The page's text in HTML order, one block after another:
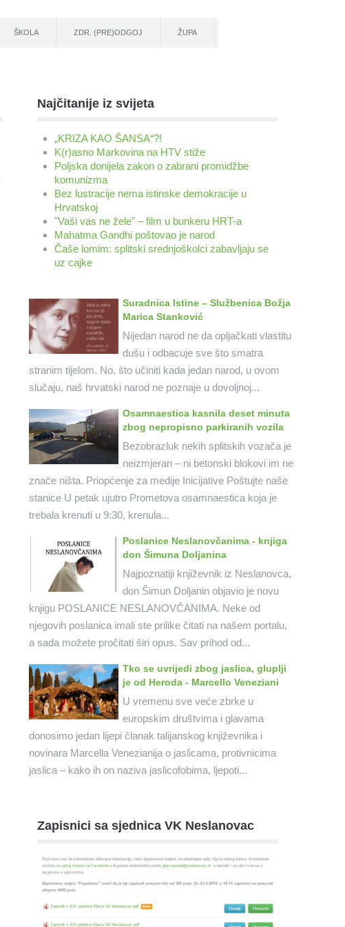
ŠKOLA ZDR. (PRE)ODGOJ ŽUPA
Najčitanije iz svijeta
„KRIZA KAO ŠANSA“?!
K(r)asno Markovina na HTV stiže
Poljska donijela zakon o zabrani promidžbe
komunizma
Bez lustracije nema istinske demokracije u
Hrvatskoj
"Vaši vas ne žele" – film u bunkeru HRT-a
Mahatma Gandhi poštovao je narod
Čaše lomim: splitski srednjoškolci zabavljaju se
uz cajke
Suradnica Istine – Službenica Božja
Marica Stanković
Nijedan narod ne da opljačkati vlastitu
dušu i odbacuje sve što smatra
stranim tijelom. No, što učiniti kada jedan narod, u ovom
slučaju, naš hrvatski narod ne poznaje u dovoljnoj...
Osamnaestica kasnila deset minuta
zbog nepropisno parkiranih vozila
Bezobrazluk nekih splitskih vozača je
neizmjeran – ni betonski blokovi im ne
znače ništa. Priopćenje za medije Inicijative Poštujte naše
stanice U petak ujutro Prometova osamnaestica koja je
trebala krenuti u 9:30, krenula...
Poslanice Neslanovčanima - knjiga
don Šimuna Doljanina
Najpoznatiji književnik iz Neslanovca,
don Šimun Doljanin objavio je novu
knjigu POSLANICE NESLANOVČANIMA. Neke od
njegovih poslanica imali ste prilike čitati na našem portalu,
a sada možete pročitati širi opus. Sav prihod od...
Tko se uvrijedi zbog jaslica, gluplji
je od Heroda - Marcello Veneziani
U vremenu sve veće zbrke u
europskim društvima i glavama
donosimo jedan lijepi članak talijanskog književnika i
novinara Marcella Venezianija o jaslicama, protivnicima
jaslica – kako ih on naziva jaslicofobima, ljepoti...
Zapisnici sa sjednica VK Neslanovac